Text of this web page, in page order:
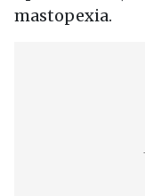
mastopexia.